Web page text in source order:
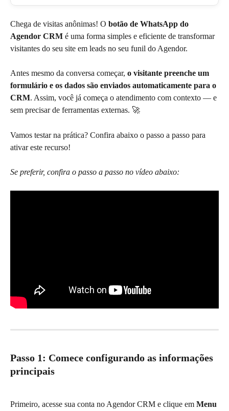
Chega de visitas anônimas! O botão de WhatsApp do
Agendor CRM é uma forma simples e eficiente de transformar
visitantes do seu site em leads no seu funil do Agendor.
Antes mesmo da conversa começar, o visitante preenche um
formulário e os dados são enviados automaticamente para o
CRM. Assim, você já começa o atendimento com contexto — e
sem precisar de ferramentas externas. 🚀
Vamos testar na prática? Confira abaixo o passo a passo para
ativar este recurso!
Se preferir, confira o passo a passo no vídeo abaixo:
Passo 1: Comece configurando as informações
principais
Primeiro, acesse sua conta no Agendor CRM e clique em Menu